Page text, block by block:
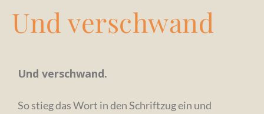
Und verschwand
Und verschwand.
So stieg das Wort in den Schriftzug ein und